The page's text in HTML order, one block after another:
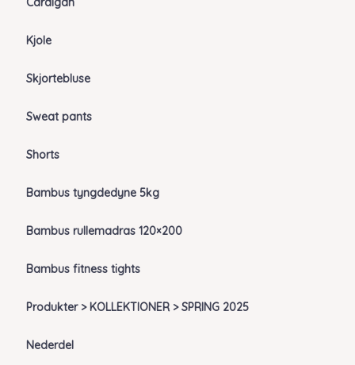
Kjole
Skjortebluse
Sweat pants
Shorts
Bambus tyngdedyne 5kg
Bambus rullemadras 120×200
Bambus fitness tights
Produkter > KOLLEKTIONER > SPRING 2025
Nederdel